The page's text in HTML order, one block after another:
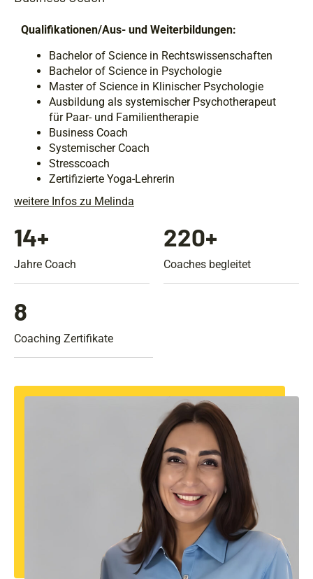
Qualifikationen/Aus- und Weiterbildungen:
Bachelor of Science in Rechtswissenschaften
Bachelor of Science in Psychologie
Master of Science in Klinischer Psychologie
Ausbildung als systemischer Psychotherapeut
für Paar- und Familientherapie
Business Coach
Systemischer Coach
Stresscoach
Zertifizierte Yoga-Lehrerin
weitere Infos zu Melinda
14+
Jahre Coach
220+
Coaches begleitet
8
Coaching Zertifikate